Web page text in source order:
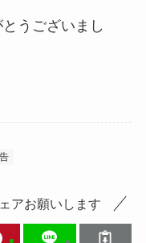
うございまし
アお願いします